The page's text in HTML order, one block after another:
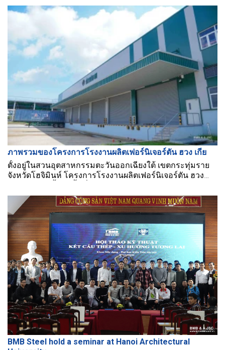
มิถุนายน และยังเป็นโอกาสสำหรับ BMB ในการพบปะและมี
ปฏิสัมพันธ์กับลูกค้าศักยภาพ
ภาพรวมของโครงการโรงงานผลิตเฟอร์นิเจอร์ตัน ฮวง เกีย
ตั้งอยู่ในสวนอุตสาหกรรมตะวันออกเฉียงใต้ เขตกระทุ่มราย
จังหวัดโฮจิมินห์ โครงการโรงงานผลิตเฟอร์นิเจอร์ตัน ฮวง
ก่อสร้างมากมายรวมถึงเหล็กถึง 1,000 ตัน
BMB Steel hold a seminar at Hanoi Architectural